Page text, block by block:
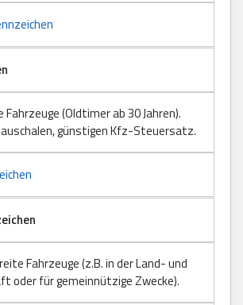
(Oldtimer ab 30 Jahren).
günstigen Kfz-Steuersatz.
Fahrzeuge (z.B. in der Land- und
oder für gemeinnützige Zwecke).